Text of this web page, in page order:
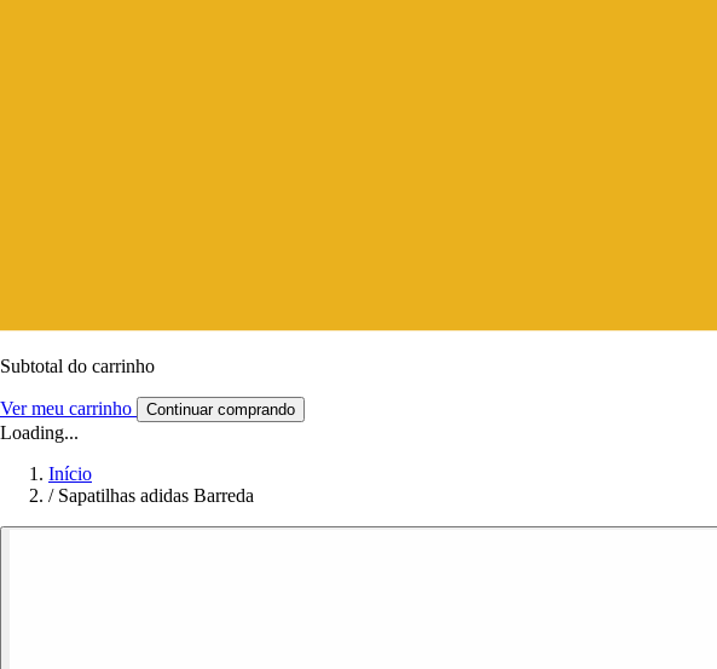
Subtotal do carrinho
Ver meu carrinho Continuar comprando
Loading...
Início
/ Sapatilhas adidas Barreda